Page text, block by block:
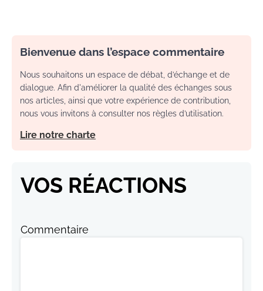
Bienvenue dans l’espace commentaire
Nous souhaitons un espace de débat, d’échange et de
dialogue. Afin d'améliorer la qualité des échanges sous
nos articles, ainsi que votre expérience de contribution,
nous vous invitons à consulter nos règles d’utilisation.
Lire notre charte
VOS RÉACTIONS
Commentaire